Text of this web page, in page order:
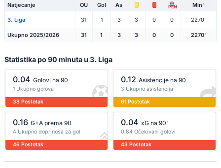
Natjecanje OU Gol As PEN Min'
3. Liga 31 1 3 3 0 0 2270'
Ukupno 2025/2026 31 1 3 3 0 0 2270'
Statistika po 90 minuta u 3. Liga
0.04 Golovi na 90
1 Ukupno golova
38 Postotak
0.12 Asistencije na 90
3 Ukupno asistencija
61 Postotak
0.16 G+A prema 90
4 Ukupno doprinosa za gol
46 Postotak
0.04 xG na 90'
0.84 Očekivani golovi
43 Postotak